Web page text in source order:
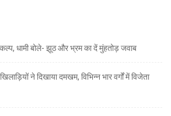
धामी बोले- झूठ और भ्रम का दें मुंहतोड़ जवाब
ने दिखाया दमखम, विभिन्न भार वर्गों में विजेता